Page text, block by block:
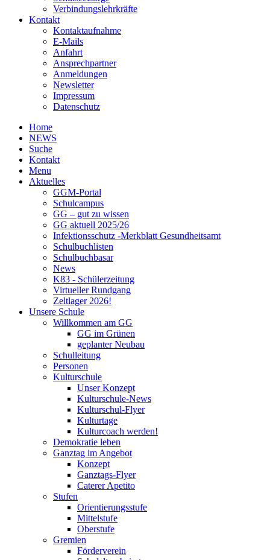
Verbindungslehrkräfte
Kontakt
Kontaktaufnahme
E-Mails
Anfahrt
Ansprechpartner
Anmeldungen
Newsletter
Impressum
Datenschutz
Home
NEWS
Suche
Kontakt
Menu
Aktuelles
GGM-Portal
Schulcampus
GG – gut zu wissen
GG aktuell 2025/26
Infektionsschutz -Merkblatt Gesundheitsamt
Schulbuchlisten
Schulbuchbasar
News
K83 - Schülerzeitung
Virtueller Rundgang
Zeltlager 2026!
Unsere Schule
Willkommen am GG
GG im Grünen
geplanter Neubau
Schulleitung
Personen
Kulturschule
Unser Konzept
Kulturschule-News
Kulturschul-Flyer
Kulturtage
Kulturcoach werden!
Demokratie leben
Ganztag im Angebot
Konzept
Ganztags-Flyer
Caterer Apetito
Stufen
Orientierungsstufe
Mittelstufe
Oberstufe
Gremien
Förderverein